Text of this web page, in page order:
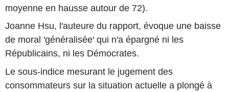
moyenne en hausse autour de 72).
Joanne Hsu, l'auteure du rapport, évoque une baisse
de moral 'généralisée' qui n'a épargné ni les
Républicains, ni les Démocrates.
Le sous-indice mesurant le jugement des
consommateurs sur la situation actuelle a plongé à